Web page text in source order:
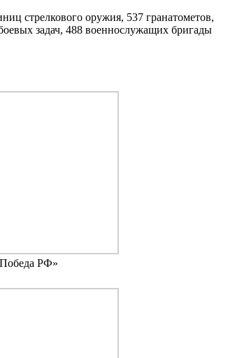
стрелкового оружия, 537 гранатометов,
задач, 488 военнослужащих бригады
РФ»